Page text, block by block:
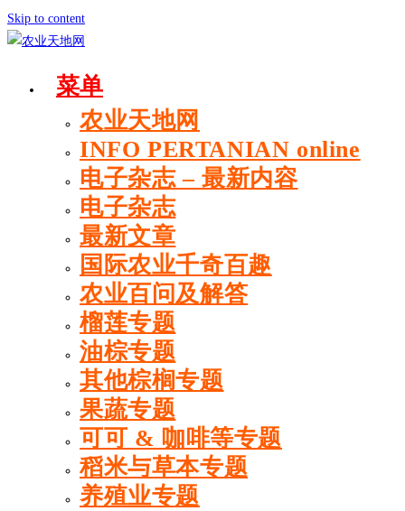
Skip to content
菜单
农业天地网
INFO PERTANIAN online
电子杂志 – 最新内容
电子杂志
最新文章
国际农业千奇百趣
农业百问及解答
榴莲专题
油棕专题
其他棕榈专题
果蔬专题
可可 & 咖啡等专题
稻米与草本专题
养殖业专题